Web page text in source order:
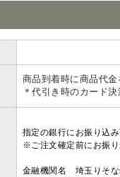
商品到着時に商品代
＊代引き時のカード
指定の銀行にお振り込
※ご注文確定前にお振
金融機関名 埼玉りそ